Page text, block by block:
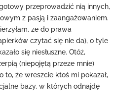
przeprowadzić nią innych,
z pasją i zaangażowaniem.
że do prawa
czytać się nie da), o tyle
się niesłuszne. Otóż,
(niepojętą przeze mnie)
to, że wreszcie ktoś mi pokazał,
bazy, w których odnajdę